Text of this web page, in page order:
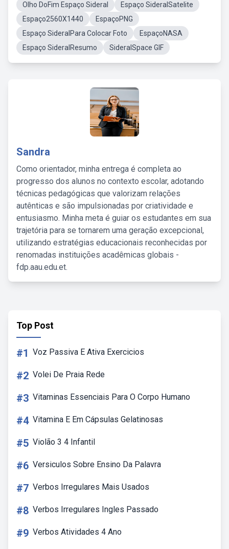
Olho DoFim Espaço Sideral
Espaço SideralSatelite
Espaço2560X1440
EspaçoPNG
Espaço SideralPara Colocar Foto
EspaçoNASA
Espaço SideralResumo
SideralSpace GIF
Sandra
Como orientador, minha entrega é completa ao
progresso dos alunos no contexto escolar, adotando
técnicas pedagógicas que valorizam relações
autênticas e são impulsionadas por criatividade e
entusiasmo. Minha meta é guiar os estudantes em sua
trajetória para se tornarem uma geração excepcional,
utilizando estratégias educacionais reconhecidas por
renomadas instituições acadêmicas globais -
fdp.aau.edu.et.
Top Post
#1 Voz Passiva E Ativa Exercicios
#2 Volei De Praia Rede
#3 Vitaminas Essenciais Para O Corpo Humano
#4 Vitamina E Em Cápsulas Gelatinosas
#5 Violão 3 4 Infantil
#6 Versiculos Sobre Ensino Da Palavra
#7 Verbos Irregulares Mais Usados
#8 Verbos Irregulares Ingles Passado
#9 Verbos Atividades 4 Ano